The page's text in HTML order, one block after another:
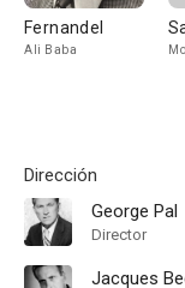
Fernandel
Ali Baba
Dirección
George Pal
Director
Jacques